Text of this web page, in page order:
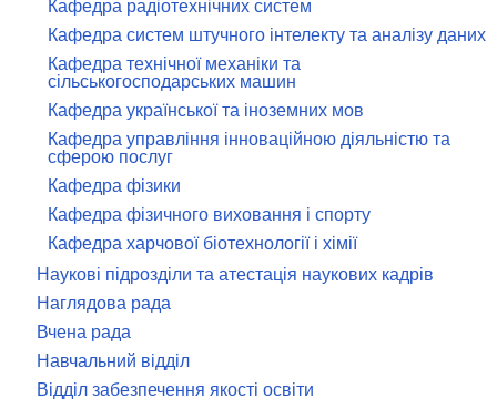
Кафедра радіотехнічних систем
Кафедра систем штучного інтелекту та аналізу даних
Кафедра технічної механіки та
сільськогосподарських машин
Кафедра української та іноземних мов
Кафедра управління інноваційною діяльністю та
сферою послуг
Кафедра фізики
Кафедра фізичного виховання і спорту
Кафедра харчової біотехнології і хімії
Наукові підрозділи та атестація наукових кадрів
Наглядова рада
Вчена рада
Навчальний відділ
Відділ забезпечення якості освіти